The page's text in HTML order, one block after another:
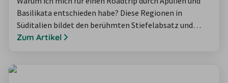
Basilikata entschieden habe? Diese Regionen in
Süditalien bildet den berühmten Stiefelabsatz und
zählen zu den ältesten Kulturlandschaften Europas.
Zum Artikel